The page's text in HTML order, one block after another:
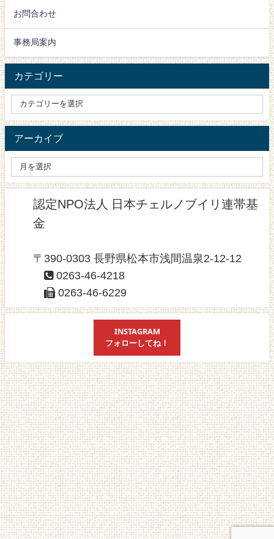
お問合わせ
事務局案内
カテゴリー
アーカイブ
認定NPO法人 日本チェルノブイリ連帯基
金
〒390-0303 長野県松本市浅間温泉2-12-12
0263-46-4218
0263-46-6229
INSTAGRAM
フォローしてね！